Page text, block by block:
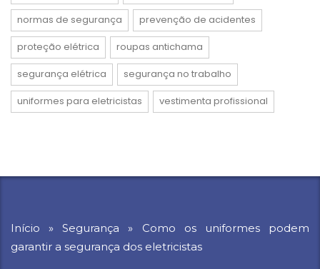
normas de segurança
prevenção de acidentes
proteção elétrica
roupas antichama
segurança elétrica
segurança no trabalho
uniformes para eletricistas
vestimenta profissional
Início »Segurança » Como os uniformes podem
garantir a segurança dos eletricistas